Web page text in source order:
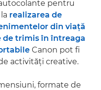
pentru
realizarea de
din viaţă
de trimis în întreaga
Canon pot fi
activităţi creative.
formate de